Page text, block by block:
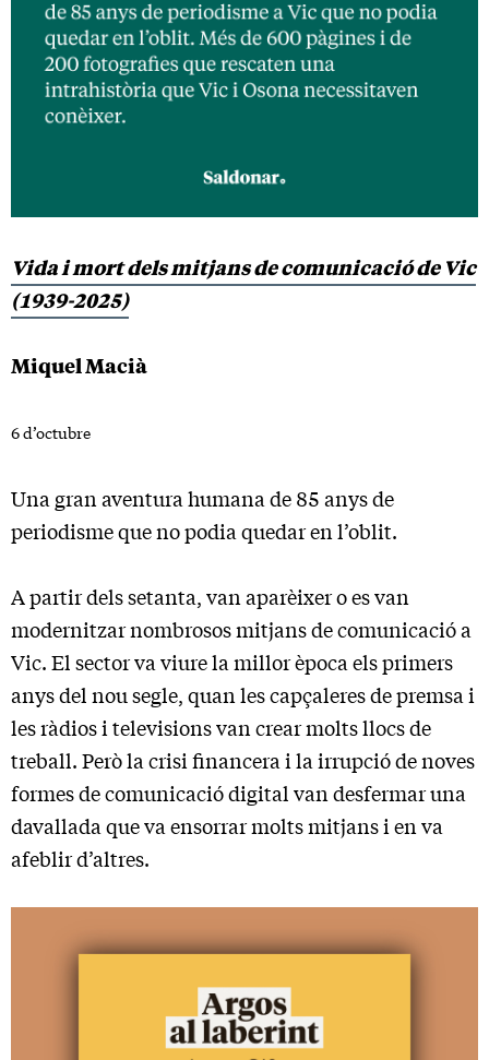
Vida i mort dels mitjans de comunicació de Vic
(1939-2025)
Miquel Macià
6 d’octubre
Una gran aventura humana de 85 anys de
periodisme que no podia quedar en l’oblit.
A partir dels setanta, van aparèixer o es van
modernitzar nombrosos mitjans de comunicació a
Vic. El sector va viure la millor època els primers
anys del nou segle, quan les capçaleres de premsa i
les ràdios i televisions van crear molts llocs de
treball. Però la crisi financera i la irrupció de noves
formes de comunicació digital van desfermar una
davallada que va ensorrar molts mitjans i en va
afeblir d’altres.